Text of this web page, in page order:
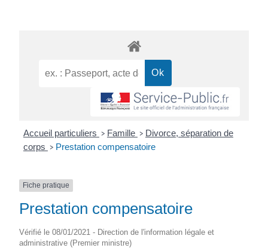
Accueil particuliers > Famille > Divorce, séparation de
corps > Prestation compensatoire
Fiche pratique
Prestation compensatoire
Vérifié le 08/01/2021 - Direction de l'information légale et
administrative (Premier ministre)